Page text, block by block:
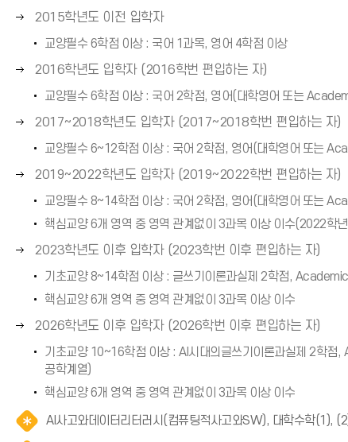
→
)
표
→
)
살
→
)
오
화
살
(
→
)
2015학년도 이전 입학자
교양필수 6학점 이상 : 국어 1과목, 영어 4학점 이상
오
화
살
(
→
)
2016학년도 입학자 (2016학번 편입하는 자)
교양필수 6학점 이상 : 국어 2학점, 영어(대학영어 또는
오
화
살
→
)
2017~2018학년도 입학자 (2017~2018학번 편입하는 자)
교양필수 6~12학점 이상 : 국어 2학점, 영어(대학영어 또는
오
살
)
2019~2022학년도 입학자 (2019~2022학번 편입하는 자)
교양필수 8~14학점 이상 : 국어 2학점, 영어(대학영어 또는
핵심교양 6개 영역 중 영역 관계없이 3과목 이상 이수(2022학
오
살
2023학년도 이후 입학자 (2023학번 이후 편입하는 자)
기초교양 8~14학점 이상 : 글쓰기이론과실제 2학점,
핵심교양 6개 영역 중 영역 관계없이 3과목 이상 이수
오
표
2026학년도 이후 입학자 (2026학번 이후 편입하는 자)
기초교양 10~16학점 이상 : AI시대의글쓰기이론과실제 2학
공학계열)
핵심교양 6개 영역 중 영역 관계없이 3과목 이상 이수
AI사고와데이터리터러시(컴퓨팅적사고와SW), 대학수학(1),